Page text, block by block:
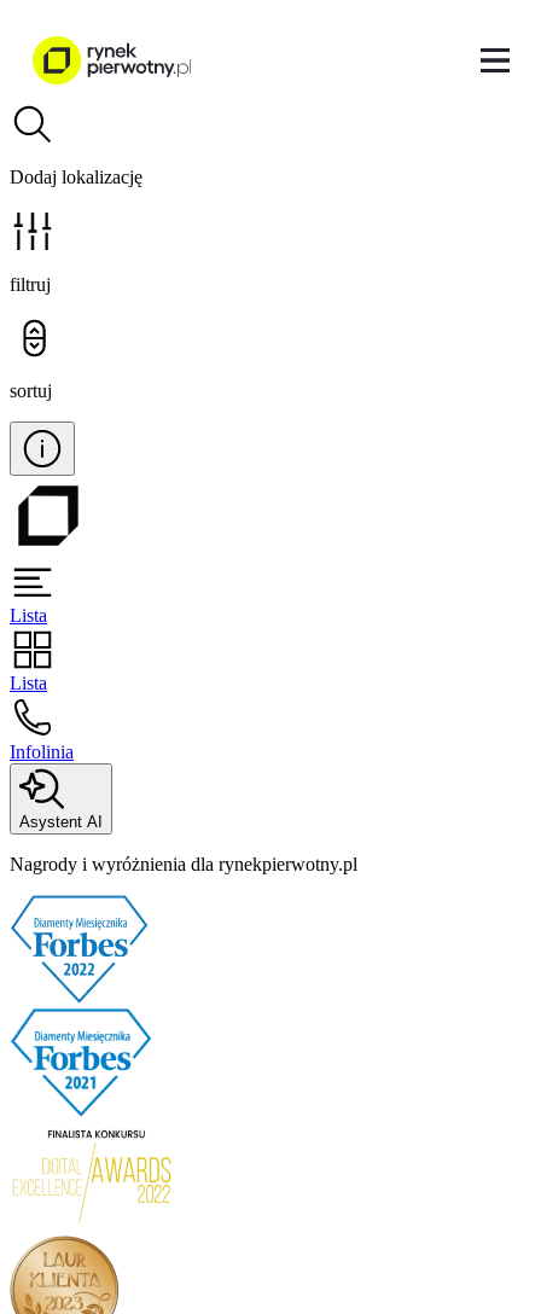
Dodaj lokalizację
filtruj
sortuj
Lista
Lista
Infolinia
Asystent AI
Nagrody i wyróżnienia dla rynekpierwotny.pl